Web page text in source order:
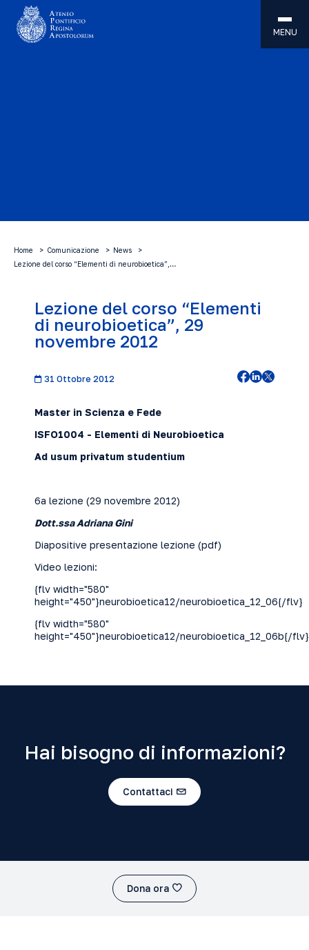
MENU
Home Comunicazione
News
Lezione del corso “Elementi di neurobioetica”,…
Lezione del corso “Elementi
di neurobioetica”, 29
novembre 2012
31 Ottobre 2012
Master in Scienza e Fede
ISFO1004 - Elementi di Neurobioetica
Ad usum privatum studentium
6a lezione (29 novembre 2012)
Dott.ssa Adriana Gini
Diapositive presentazione lezione (pdf)
Video lezioni:
{flv width="580"
height="450"}neurobioetica12/neurobioetica_12_06{/flv}
{flv width="580"
height="450"}neurobioetica12/neurobioetica_12_06b{/flv}
Hai bisogno di informazioni?
Contattaci
Dona ora